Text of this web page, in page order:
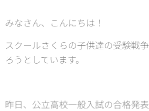
みなさん、こんにちは！
スクールさくらの子供達の受験戦
ろうとしています。
昨日、公立高校一般入試の合格発